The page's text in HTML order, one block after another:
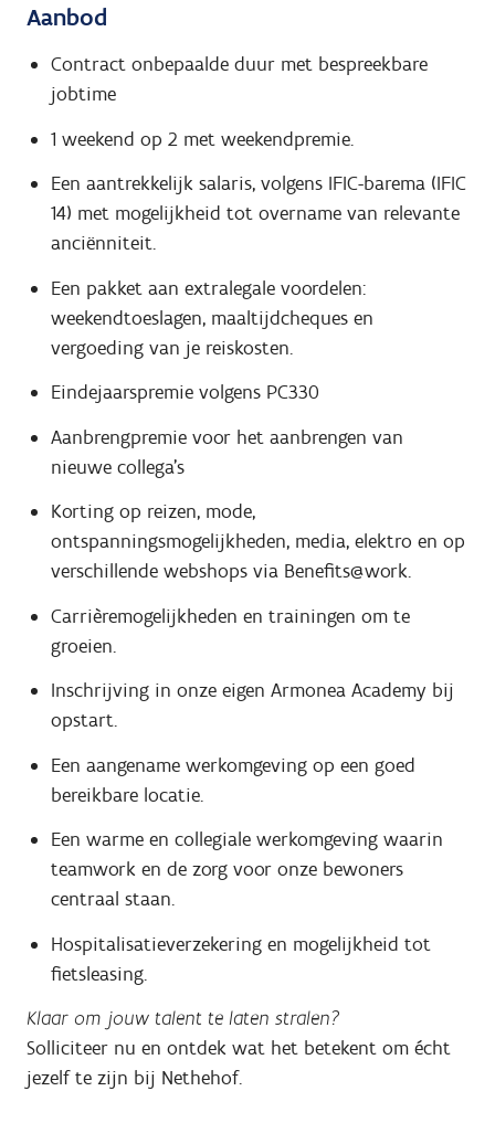
Aanbod
Contract onbepaalde duur met bespreekbare
jobtime
1 weekend op 2 met weekendpremie.
Een aantrekkelijk salaris, volgens IFIC-barema (IFIC
14) met mogelijkheid tot overname van relevante
anciënniteit.
Een pakket aan extralegale voordelen:
weekendtoeslagen, maaltijdcheques en
vergoeding van je reiskosten.
Eindejaarspremie volgens PC330
Aanbrengpremie voor het aanbrengen van
nieuwe collega’s
Korting op reizen, mode,
ontspanningsmogelijkheden, media, elektro en op
verschillende webshops via Benefits@work.
Carrièremogelijkheden en trainingen om te
groeien.
Inschrijving in onze eigen Armonea Academy bij
opstart.
Een aangename werkomgeving op een goed
bereikbare locatie.
Een warme en collegiale werkomgeving waarin
teamwork en de zorg voor onze bewoners
centraal staan.
Hospitalisatieverzekering en mogelijkheid tot
fietsleasing.
Klaar om jouw talent te laten stralen?
Solliciteer nu en ontdek wat het betekent om écht
jezelf te zijn bij Nethehof.